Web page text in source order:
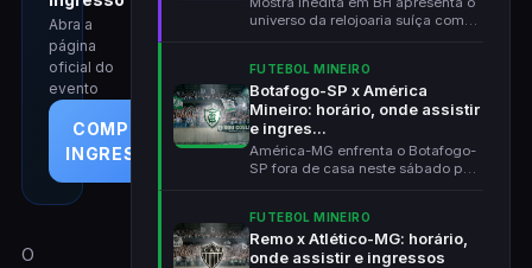
Abra a
página
oficial do
evento
COMPRAR
INGRESSOS
O
universo da relojoaria suíça com
FUTEBOL MINEIRO
Botafogo-SP x América
Mineiro: horário, onde assistir
e ingres...
América-MG enfrenta o Botafogo-
SP fora de casa neste sábado pela
FUTEBOL MINEIRO
Remo x Atlético-MG: horário,
onde assistir e ingressos